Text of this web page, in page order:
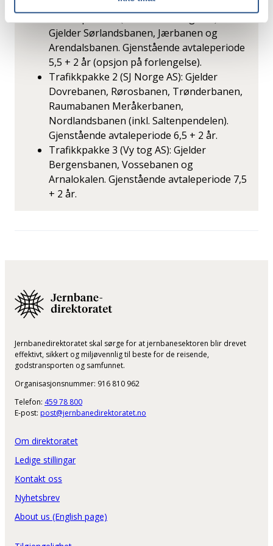
Gjelder Sørlandsbanen, Jærbanen og
Arendalsbanen. Gjenstående avtaleperiode
5,5 + 2 år (opsjon på forlengelse).
Trafikkpakke 2 (SJ Norge AS): Gjelder
Dovrebanen, Rørosbanen, Trønderbanen,
Raumabanen Meråkerbanen,
Nordlandsbanen (inkl. Saltenpendelen).
Gjenstående avtaleperiode 6,5 + 2 år.
Trafikkpakke 3 (Vy tog AS): Gjelder
Bergensbanen, Vossebanen og
Arnalokalen. Gjenstående avtaleperiode 7,5
+ 2 år.
Jernbanedirektoratet skal sørge for at jernbanesektoren blir drevet
effektivt, sikkert og miljøvennlig til beste for de reisende,
godstransporten og samfunnet.
Organisasjonsnummer: 916 810 962
Telefon: 459 78 800
E-post: post@jernbanedirektoratet.no
Om direktoratet
Ledige stillingar
Kontakt oss
Nyhetsbrev
About us (English page)